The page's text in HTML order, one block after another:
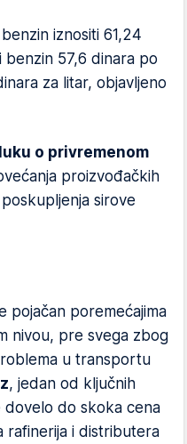
iznositi 61,24
57,6 dinara po
za litar, objavljeno
o privremenom
proizvođačkih
sirove
pojačan poremećajima
nivou, pre svega zbog
u transportu
, jedan od ključnih
do skoka cena
rafinerija i distributera